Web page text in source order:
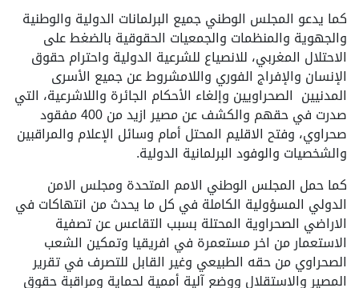
كما يدعو المجلس الوطني جميع البرلمانات الدولية والوطنية
والجهوية والمنظمات والجمعيات الحقوقية بالضغط على
الاحتلال المغربي، للانصياع للشرعية الدولية واحترام حقوق
الإنسان والإفراج الفوري واللامشروط عن جميع الأسرى
المدنيين الصحراويين وإلغاء الأحكام الجائرة واللاشرعية، التي
صدرت في حقهم والكشف عن مصير ازيد من 400 مفقود
صحراوي، وفتح الاقليم المحتل أمام وسائل الإعلام والمراقبين
والشخصيات والوفود البرلمانية الدولية.
كما حمل المجلس الوطني الامم المتحدة ومجلس الامن
الدولي المسؤولية الكاملة في كل ما يحدث من انتهاكات في
الاراضي الصحراوية المحتلة بسبب التقاعس عن تصفية
الاستعمار من اخر مستعمرة في افريقيا وتمكين الشعب
الصحراوي من حقه الطبيعي وغير القابل للتصرف في تقرير
المصير والاستقلال ووضع آلية أممية لحماية ومراقبة حقوق